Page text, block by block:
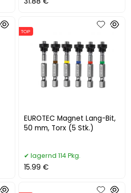
EUROTEC Magnet Lang-Bit,
50 mm, Torx (5 Stk.)
TOP
lagernd 114 Pkg.
15.99 €